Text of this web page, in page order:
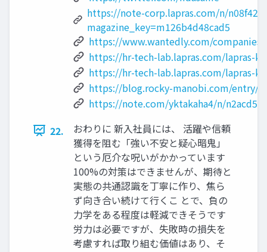
https://note-corp.lapras.com/n/
magazine_key=m126b4d48cad5
https://www.wantedly.com/
https://hr-tech-lab.lapras.com/lapras-
https://hr-tech-lab.lapras.com/lapras-
https://blog.rocky-manobi.com/entry/
https://note.com/yktakaha4/n/
22.
おわりに 新入社員には、 活躍や信頼
獲得を阻む「強い不安と疑心暗鬼」
という厄介な呪いがかかっています
100%の対策はできませんが、期待と
実態の共通認識を丁寧に作り、焦ら
ず向き合い続けて行くこ とで、負の
力学をある程度は軽減できそうです
労力は必要ですが、失敗時の損失を
考慮すれば取り組む価値はあり、そ